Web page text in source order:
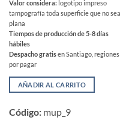
Valor considera: logotipo impreso
tampografía toda superficie que no sea
plana
Tiempos de producción de 5-8 días
hábiles
Despacho gratisen Santiago, regiones
por pagar
AÑADIR AL CARRITO
Código: mup_9